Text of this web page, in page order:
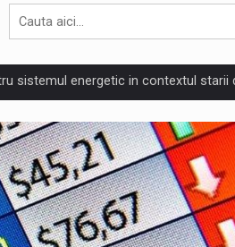
sistemul energetic in contextul starii
pedepseste granitele?
Reveals About Bakuchiol's Evolution
reglementari UE privind